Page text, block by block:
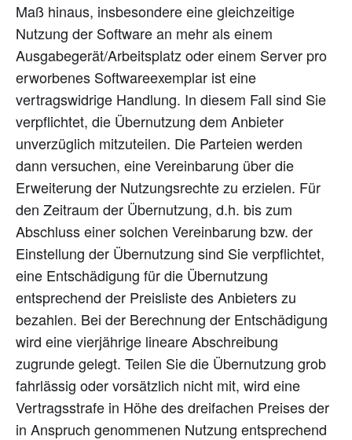
Maß hinaus, insbesondere eine gleichzeitige
Nutzung der Software an mehr als einem
Ausgabegerät/Arbeitsplatz oder einem Server pro
erworbenes Softwareexemplar ist eine
vertragswidrige Handlung. In diesem Fall sind Sie
verpflichtet, die Übernutzung dem Anbieter
unverzüglich mitzuteilen. Die Parteien werden
dann versuchen, eine Vereinbarung über die
Erweiterung der Nutzungsrechte zu erzielen. Für
den Zeitraum der Übernutzung, d.h. bis zum
Abschluss einer solchen Vereinbarung bzw. der
Einstellung der Übernutzung sind Sie verpflichtet,
eine Entschädigung für die Übernutzung
entsprechend der Preisliste des Anbieters zu
bezahlen. Bei der Berechnung der Entschädigung
wird eine vierjährige lineare Abschreibung
zugrunde gelegt. Teilen Sie die Übernutzung grob
fahrlässig oder vorsätzlich nicht mit, wird eine
Vertragsstrafe in Höhe des dreifachen Preises der
in Anspruch genommenen Nutzung entsprechend